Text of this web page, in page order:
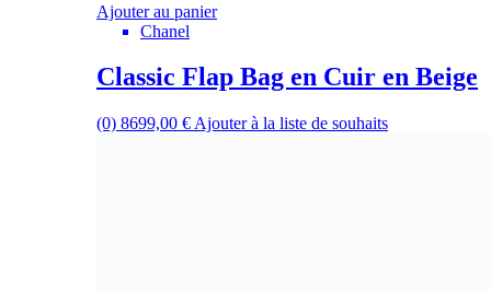
Ajouter au panier
Chanel
Classic Flap Bag en Cuir en Beige
(0) 8699,00 € Ajouter à la liste de souhaits